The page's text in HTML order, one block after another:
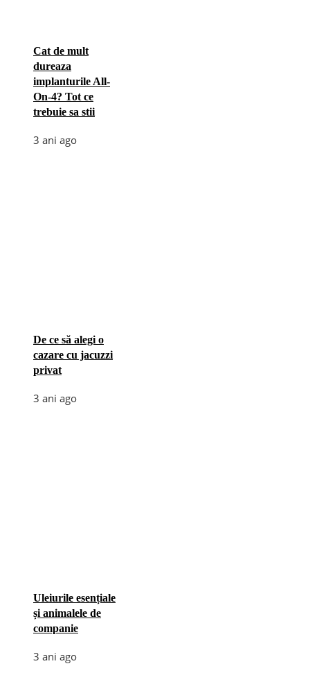
Cat de mult
dureaza
implanturile All-
On-4? Tot ce
trebuie sa stii
3 ani ago
De ce să alegi o
cazare cu jacuzzi
privat
3 ani ago
Uleiurile esențiale
și animalele de
companie
3 ani ago